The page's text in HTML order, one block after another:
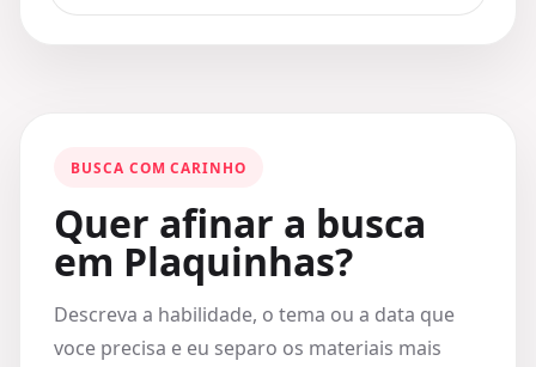
BUSCA COM CARINHO
Quer afinar a busca
em Plaquinhas?
Descreva a habilidade, o tema ou a data que
voce precisa e eu separo os materiais mais